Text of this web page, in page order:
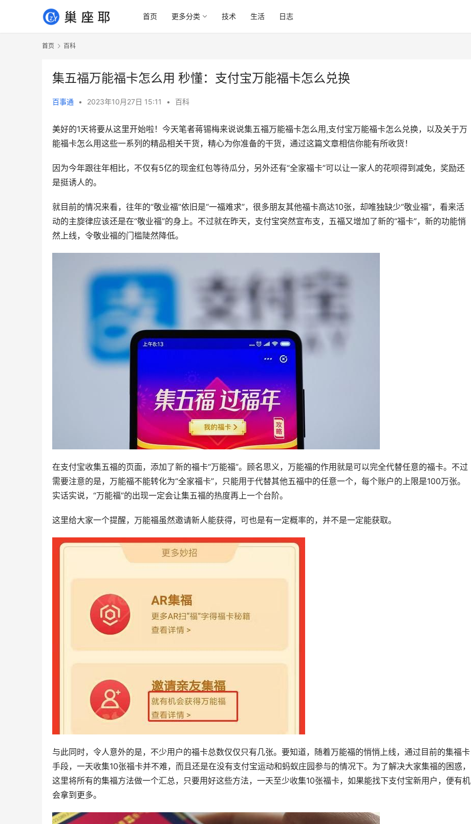
首页 更多分类 技术 生活 日志
首页 百科
集五福万能福卡怎么用 秒懂：支付宝万能福卡怎么兑换
百事通 • 2023年10月27日 15:11 • 百科
美好的1天将要从这里开始啦！今天笔者蒋锡梅来说说集五福万能福卡怎么用,支付宝万能福卡怎么兑换，以及关于万
能福卡怎么用这些一系列的精品相关干货，精心为你准备的干货，通过这篇文章相信你能有所收货！
因为今年跟往年相比，不仅有5亿的现金红包等待瓜分，另外还有“全家福卡”可以让一家人的花呗得到减免，奖励还
是挺诱人的。
就目前的情况来看，往年的“敬业福”依旧是“一福难求”，很多朋友其他福卡高达10张，却唯独缺少“敬业福”，看来活
动的主旋律应该还是在“敬业福”的身上。不过就在昨天，支付宝突然宣布支，五福又增加了新的“福卡”，新的功能悄
然上线，令敬业福的门槛陡然降低。
在支付宝收集五福的页面，添加了新的福卡“万能福”。顾名思义，万能福的作用就是可以完全代替任意的福卡。不过
需要注意的是，万能福不能转化为“全家福卡”，只能用于代替其他五福中的任意一个，每个账户的上限是100万张。
实话实说，“万能福”的出现一定会让集五福的热度再上一个台阶。
这里给大家一个提醒，万能福虽然邀请新人能获得，可也是有一定概率的，并不是一定能获取。
与此同时，令人意外的是，不少用户的福卡总数仅仅只有几张。要知道，随着万能福的悄悄上线，通过目前的集福卡
手段，一天收集10张福卡并不难，而且还是在没有支付宝运动和蚂蚁庄园参与的情况下。为了解决大家集福的困惑，
这里将所有的集福方法做一个汇总，只要用好这些方法，一天至少收集10张福卡，如果能找下支付宝新用户，便有机
会拿到更多。